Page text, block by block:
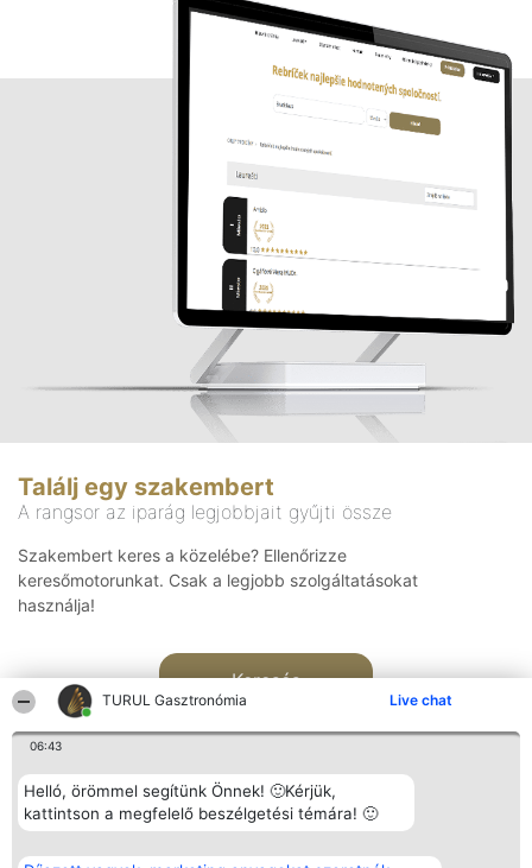
TURUL Gasztronómia Live chat
06:43
Helló, örömmel segítünk Önnek! 🙂Kérjük,
kattintson a megfelelő beszélgetési témára! 🙂
Találj egy szakembert
A rangsor az iparág legjobbjait gyűjti össze
Szakembert keres a közelébe? Ellenőrizze
keresőmotorunkat. Csak a legjobb szolgáltatásokat
használja!
Keresés
Rangsorszervező Népszavazás Elérhetőség